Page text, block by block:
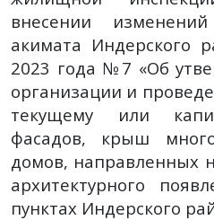
внесении
акимата Индерского
2023 года №7 «Об
организации и
текущему или
фасадов, крыш
домов, направленных
архитектурного
пунктах Индерского